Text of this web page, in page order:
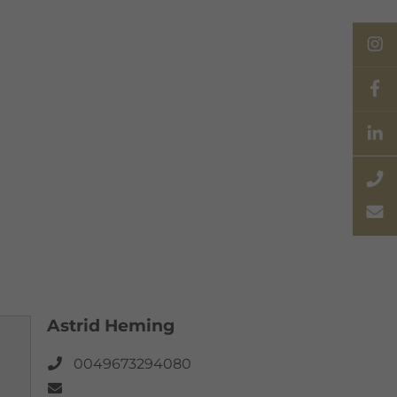
Astrid Heming
0049673294080